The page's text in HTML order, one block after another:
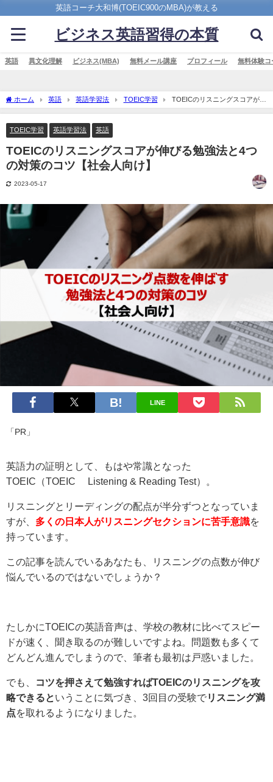
英語コーチ大和博(TOEIC900のMBA)が教える
ビジネス英語習得の本質
英語 異文化理解 ビジネス(MBA) 無料メール講座 プロフィール 無料体験コ
ホーム 英語 英語学習法 TOEIC学習
TOEICのリスニングスコアが伸
びる勉強法と4つの対策のコツ【社会人向け】
TOEIC学習 英語学習法 英語
TOEICのリスニングスコアが伸びる勉強法と4つ
の対策のコツ【社会人向け】
2023-05-17
LINE
「PR」
英語力の証明として、もはや常識となった
TOEIC（TOEIC® Listening & Reading Test）。
リスニングとリーディングの配点が半分ずつとなっていま
すが、 多くの日本人がリスニングセクションに苦手意識を
持っています。
この記事を読んでいるあなたも、リスニングの点数が伸び
悩んでいるのではないでしょうか？
たしかにTOEICの英語音声は、学校の教材に比べてスピー
ドが速く、聞き取るのが難しいですよね。問題数も多くて
どんどん進んでしまうので、筆者も最初は戸惑いました。
でも、
コツを押さえて勉強すればTOEICのリスニングを攻
略できるということに気づき、3回目の受験でリスニング満
点を取れるようになりました。